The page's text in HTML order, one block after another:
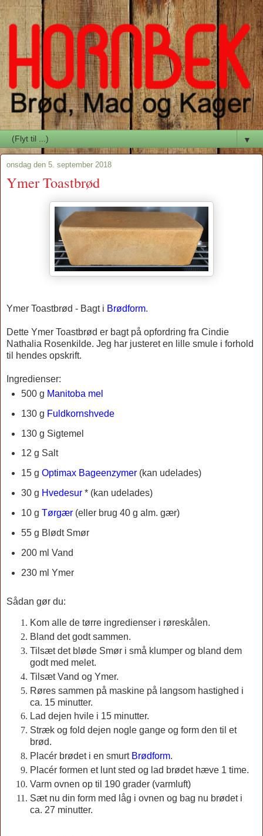
▼
onsdag den 5. september 2018
Ymer Toastbrød
Ymer Toastbrød - Bagt i Brødform.
Dette Ymer Toastbrød er bagt på opfordring fra Cindie
Nathalia Rosenkilde. Jeg har justeret en lille smule i forhold
til hendes opskrift.
Ingredienser:
500 g Manitoba mel
130 g Fuldkornshvede
130 g Sigtemel
12 g Salt
15 g Optimax Bageenzymer(kan udelades)
30 g Hvedesur* (kan udelades)
10 g Tørgær(eller brug 40 g alm. gær)
55 g Blødt Smør
200 ml Vand
230 ml Ymer
Sådan gør du:
Kom alle de tørre ingredienser i røreskålen.
Bland det godt sammen.
Tilsæt det bløde Smør i små klumper og bland dem
godt med melet.
Tilsæt Vand og Ymer.
Røres sammen på maskine på langsom hastighed i
ca. 15 minutter.
Lad dejen hvile i 15 minutter.
Stræk og fold dejen nogle gange og form den til et
brød.
Placér brødet i en smurt Brødform.
Placér formen et lunt sted og lad brødet hæve 1 time.
Varm ovnen op til 190 grader (varmluft)
Sæt nu din form med låg i ovnen og bag nu brødet i
ca. 27 minutter.